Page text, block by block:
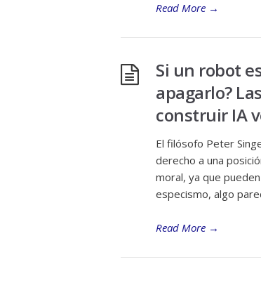
Read More →
Si un robot
apagarlo?
construir IA
El filósofo Peter
derecho a una
moral, ya que
especismo, algo
Read More →